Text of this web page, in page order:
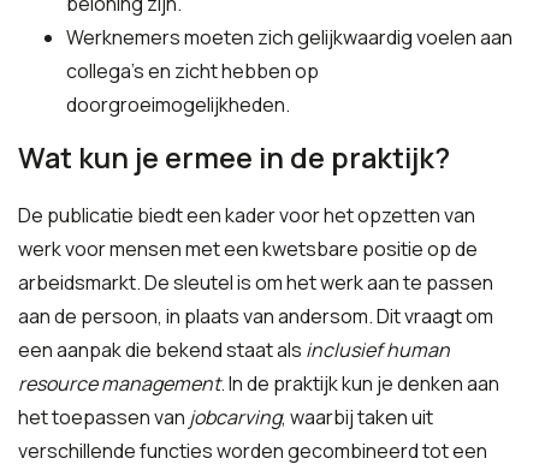
Werknemers moeten zich gelijkwaardig voelen aan
collega’s en zicht hebben op
doorgroeimogelijkheden.
Wat kun je ermee in de praktijk?
De publicatie biedt een kader voor het opzetten van
werk voor mensen met een kwetsbare positie op de
arbeidsmarkt. De sleutel is om het werk aan te passen
aan de persoon, in plaats van andersom. Dit vraagt om
een aanpak die bekend staat als inclusief human
resource management. In de praktijk kun je denken aan
het toepassen van jobcarving, waarbij taken uit
verschillende functies worden gecombineerd tot een